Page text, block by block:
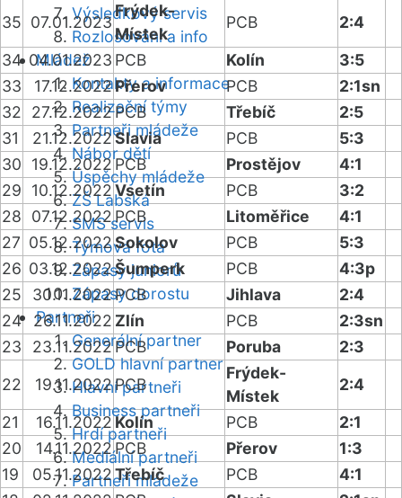
Výsledkový servis
Rozlosování a info
Mládež
Kontakty a informace
Realizační týmy
Partneři mládeže
Nábor dětí
Úspěchy mládeže
ZŠ Labská
SMS servis
Týmová fota
Zápasy juniorů
Zápasy dorostu
Partneři
Generální partner
GOLD hlavní partner
Hlavní partneři
Business partneři
Hrdí partneři
Mediální partneři
Partneři mládeže
35 07.01.2023
Frýdek-
Místek
PCB
2:4
34 04.01.2023 PCB Kolín
3:5
33
17.12.2022Přerov PCB
2:1sn
32
27.12.2022PCB Třebíč
2:5
31
21.12.2022Slavia PCB
5:3
30
19.12.2022 PCB Prostějov
4:1
29
10.12.2022Vsetín PCB
3:2
28
07.12.2022PCB Litoměřice
4:1
27 05.12.2022Sokolov PCB
5:3
26 03.12.2022Šumperk PCB
4:3p
25
30.11.2022PCB Jihlava
2:4
24
26.11.2022 Zlín PCB
2:3sn
23
23.11.2022PCB Poruba
2:3
22
19.11.2022PCB
Frýdek-
Místek
2:4
21
16.11.2022Kolín PCB
2:1
20
14.11.2022PCB Přerov
1:3
19
05.11.2022Třebíč PCB
4:1